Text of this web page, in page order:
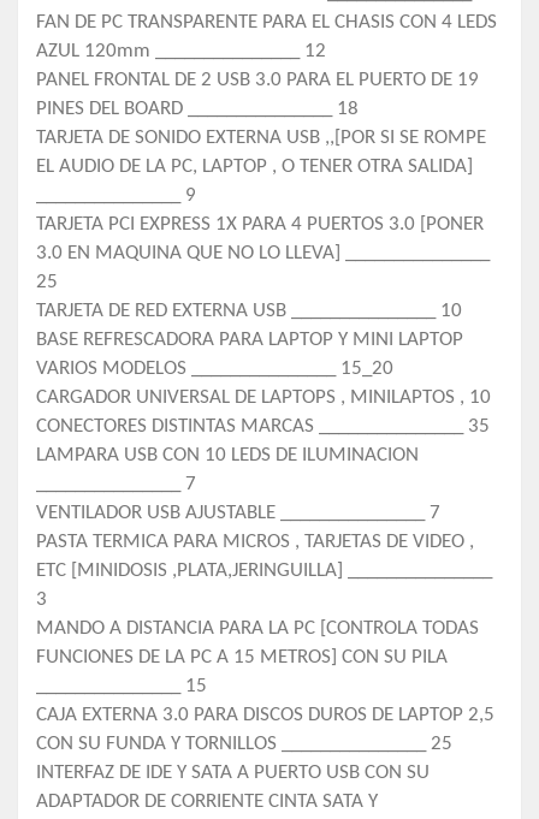
FAN DE PC TRANSPARENTE PARA EL CHASIS CON 4 LEDS
AZUL 120mm _______________ 12
PANEL FRONTAL DE 2 USB 3.0 PARA EL PUERTO DE 19
PINES DEL BOARD _______________ 18
TARJETA DE SONIDO EXTERNA USB ,,[POR SI SE ROMPE
EL AUDIO DE LA PC, LAPTOP , O TENER OTRA SALIDA]
_______________ 9
TARJETA PCI EXPRESS 1X PARA 4 PUERTOS 3.0 [PONER
3.0 EN MAQUINA QUE NO LO LLEVA] _______________
25
TARJETA DE RED EXTERNA USB _______________ 10
BASE REFRESCADORA PARA LAPTOP Y MINI LAPTOP
VARIOS MODELOS _______________ 15_20
CARGADOR UNIVERSAL DE LAPTOPS , MINILAPTOS , 10
CONECTORES DISTINTAS MARCAS _______________ 35
LAMPARA USB CON 10 LEDS DE ILUMINACION
_______________ 7
VENTILADOR USB AJUSTABLE _______________ 7
PASTA TERMICA PARA MICROS , TARJETAS DE VIDEO ,
ETC [MINIDOSIS ,PLATA,JERINGUILLA] _______________
3
MANDO A DISTANCIA PARA LA PC [CONTROLA TODAS
FUNCIONES DE LA PC A 15 METROS] CON SU PILA
_______________ 15
CAJA EXTERNA 3.0 PARA DISCOS DUROS DE LAPTOP 2,5
CON SU FUNDA Y TORNILLOS _______________ 25
INTERFAZ DE IDE Y SATA A PUERTO USB CON SU
ADAPTADOR DE CORRIENTE CINTA SATA Y